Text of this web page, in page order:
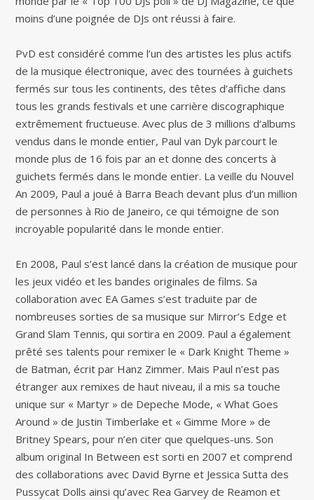
moins d’une poignée de DJs ont réussi à faire.
PvD est considéré comme l’un des artistes les plus actifs
de la musique électronique, avec des tournées à guichets
fermés sur tous les continents, des têtes d’affiche dans
tous les grands festivals et une carrière discographique
extrêmement fructueuse. Avec plus de 3 millions d’albums
vendus dans le monde entier, Paul van Dyk parcourt le
monde plus de 16 fois par an et donne des concerts à
guichets fermés dans le monde entier. La veille du Nouvel
An 2009, Paul a joué à Barra Beach devant plus d’un million
de personnes à Rio de Janeiro, ce qui témoigne de son
incroyable popularité dans le monde entier.
En 2008, Paul s’est lancé dans la création de musique pour
les jeux vidéo et les bandes originales de films. Sa
collaboration avec EA Games s’est traduite par de
nombreuses sorties de sa musique sur Mirror’s Edge et
Grand Slam Tennis, qui sortira en 2009. Paul a également
prêté ses talents pour remixer le « Dark Knight Theme »
de Batman, écrit par Hanz Zimmer. Mais Paul n’est pas
étranger aux remixes de haut niveau, il a mis sa touche
unique sur « Martyr » de Depeche Mode, « What Goes
Around » de Justin Timberlake et « Gimme More » de
Britney Spears, pour n’en citer que quelques-uns. Son
album original In Between est sorti en 2007 et comprend
des collaborations avec David Byrne et Jessica Sutta des
Pussycat Dolls ainsi qu’avec Rea Garvey de Reamon et